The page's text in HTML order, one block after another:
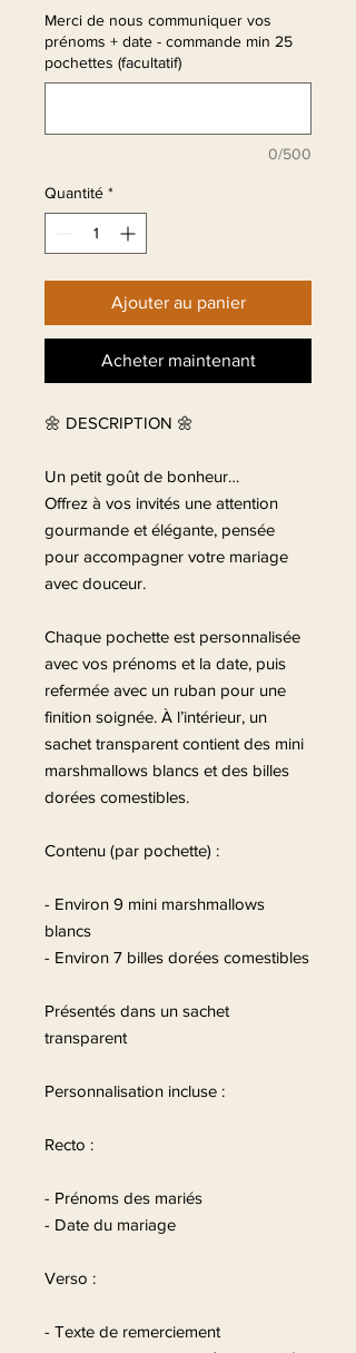
Merci de nous communiquer vos
prénoms + date - commande min 25
pochettes (facultatif)
0/500
Quantité *
Ajouter au panier
Acheter maintenant
🌼 DESCRIPTION 🌼
Un petit goût de bonheur…
Offrez à vos invités une attention
gourmande et élégante, pensée
pour accompagner votre mariage
avec douceur.
Chaque pochette est personnalisée
avec vos prénoms et la date, puis
refermée avec un ruban pour une
finition soignée. À l’intérieur, un
sachet transparent contient des mini
marshmallows blancs et des billes
dorées comestibles.
Contenu (par pochette) :
- Environ 9 mini marshmallows
blancs
- Environ 7 billes dorées comestibles
Présentés dans un sachet
transparent
Personnalisation incluse :
Recto :
- Prénoms des mariés
- Date du mariage
Verso :
- Texte de remerciement